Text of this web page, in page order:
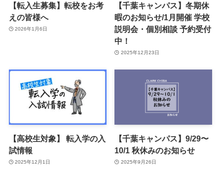
【転入生募集】転校をお考
えの皆様へ
2026年1月6日
【千葉キャンパス】冬期休
暇のお知らせ/1月開催 学校
説明会・個別相談 予約受付
中！
2025年12月23日
【高校生対象】 転入学の入
試情報
2025年12月1日
【千葉キャンパス】9/29〜
10/1 秋休みのお知らせ
2025年9月26日